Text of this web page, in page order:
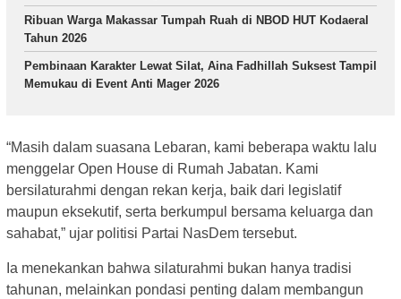
Ribuan Warga Makassar Tumpah Ruah di NBOD HUT Kodaeral
Tahun 2026
Pembinaan Karakter Lewat Silat, Aina Fadhillah Suksest Tampil
Memukau di Event Anti Mager 2026
“Masih dalam suasana Lebaran, kami beberapa waktu lalu
menggelar Open House di Rumah Jabatan. Kami
bersilaturahmi dengan rekan kerja, baik dari legislatif
maupun eksekutif, serta berkumpul bersama keluarga dan
sahabat,” ujar politisi Partai NasDem tersebut.
Ia menekankan bahwa silaturahmi bukan hanya tradisi
tahunan, melainkan pondasi penting dalam membangun